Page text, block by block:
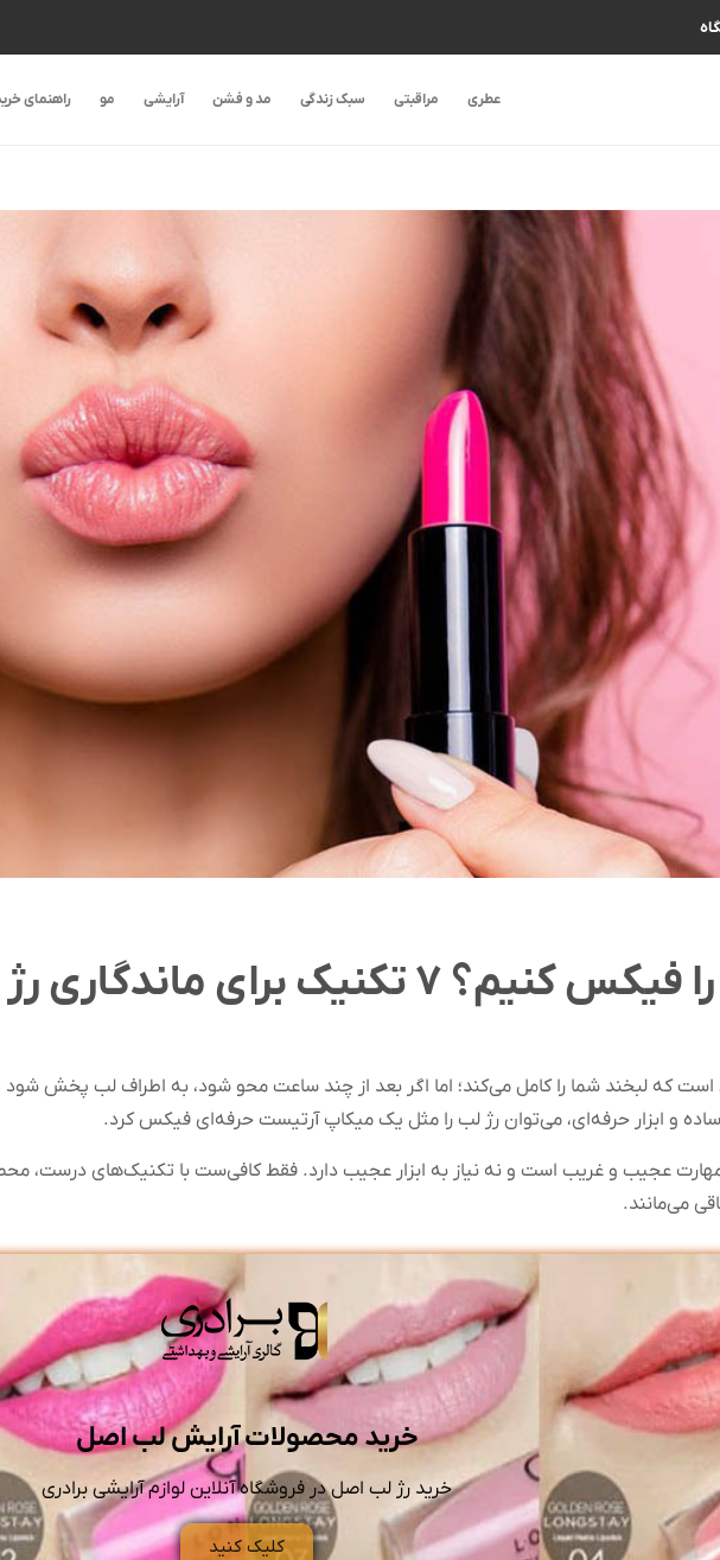
عطری مراقبتی سبک زندگی مد و فشن آرایشی مو راهنمای
۷ تکنیک برای ماندگاری رژ لب
است که لبخند شما را کامل می‌کند؛ اما اگر بعد از چند ساعت محو شود، به اطراف لب پخش شود
و ابزار حرفه‌ای، می‌توان رژ لب را مثل یک میکاپ آرتیست حرفه‌ای فیکس کرد.
عجیب و غریب است و نه نیاز به ابزار عجیب دارد. فقط کافی‌ست با تکنیک‌های درست،
می‌مانند.
خرید محصولات آرایش لب اصل
خرید رژ لب اصل در فروشگاه آنلاین لوازم آرایشی برادری
کلیک کنید